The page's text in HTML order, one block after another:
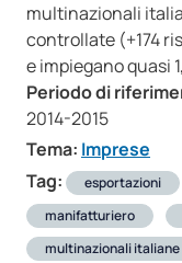
multinazionali
controllate (+174
e impiegano quasi
Periodo di
2014-2015
Tema: Imprese
Tag:
esportazioni
manifatturiero
multinazionali italiane